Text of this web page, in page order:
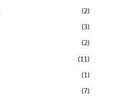
(2)
(3)
(2)
(11)
(1)
(7)